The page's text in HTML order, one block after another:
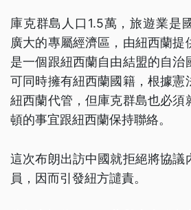
庫克群島人口1.5萬，旅遊業是
廣大的專屬經濟區，由紐西蘭提
是一個跟紐西蘭自由結盟的自治
可同時擁有紐西蘭國籍，根據憲
紐西蘭代管，但庫克群島也必須
頓的事宜跟紐西蘭保持聯絡。
這次布朗出訪中國就拒絕將協議
員，因而引發紐方譴責。